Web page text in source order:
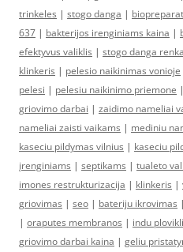
trinkeles | stogo danga |
637 | bakterijos irenginiams kaina |
efektyvus valiklis | stogo danga
klinkeris | pelesio naikinimas vonioje
pelesi | pelesiu naikinimo priemone |
griovimo darbai | zaidimo nameliai
nameliai zaisti vaikams | mediniu
kaseciu pildymas vilnius | kaseciu
įrenginiams | septikams | tualeto
imones restrukturizacija | klinkeris |
griovimas | seo | bateriju ikrovimas |
| oraputes membranos | indu
griovimo darbai kaina | geliu